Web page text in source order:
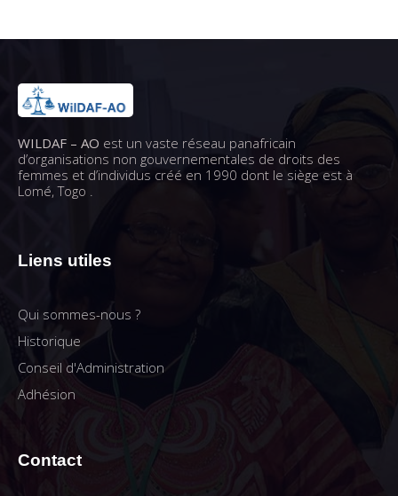
WILDAF – AO est un vaste réseau panafricain
d’organisations non gouvernementales de droits des
femmes et d’individus créé en 1990 dont le siège est à
Lomé, Togo .
Liens utiles
Qui sommes-nous ?
Historique
Conseil d'Administration
Adhésion
Contact